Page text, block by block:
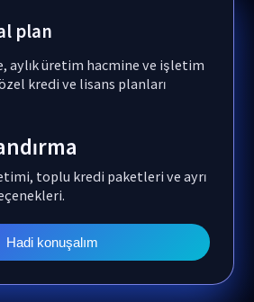
plan
aylık üretim hacmine ve işletim
kredi ve lisans planları
toplu kredi paketleri ve ayrı
Hadi konuşalım